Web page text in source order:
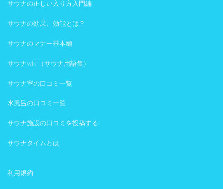
サウナの正しい入り方入門編
サウナの効果、効能とは？
サウナのマナー基本編
サウナwiki（サウナ用語集）
サウナ室の口コミ一覧
水風呂の口コミ一覧
サウナ施設の口コミを投稿する
サウナタイムとは
利用規約